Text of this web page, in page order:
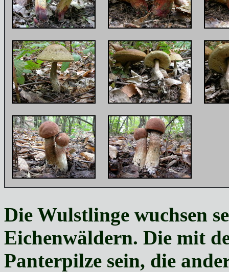
Die Wulstlinge wuchsen
Eichenwäldern. Die mit
Panterpilze sein, die